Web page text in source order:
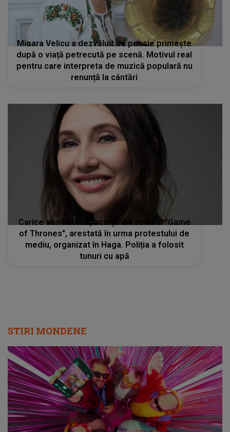
Mioara Velicu a dezvăluit ce pensie primește
după o viață petrecută pe scenă. Motivul real
pentru care interpreta de muzică populară nu
renunță la cântări
Carice van Houten, actrița din serialul "Game
of Thrones", arestată în urma protestului de
mediu, organizat în Haga. Poliția a folosit
tunuri cu apă
STIRI MONDENE